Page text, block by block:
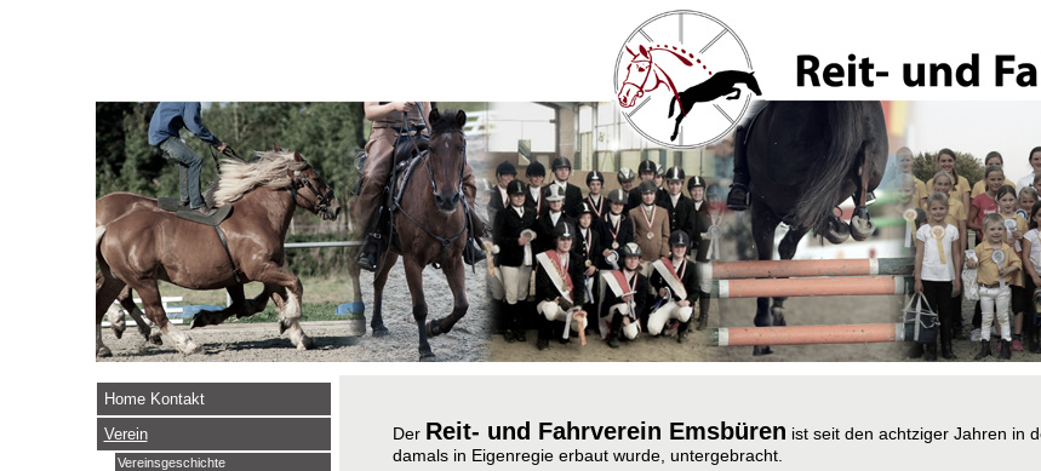
Home Kontakt
Verein
Vereinsgeschichte
Der Reit- und Fahrverein Emsbüren ist seit den achtziger Jahren in
damals in Eigenregie erbaut wurde, untergebracht.